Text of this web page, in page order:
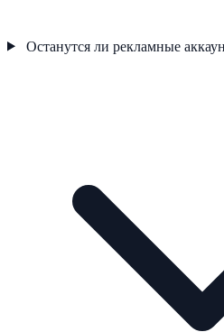
Останутся ли рекламные